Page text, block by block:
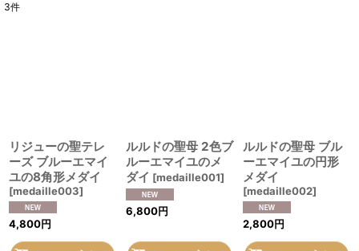
3件
リジューの聖テレ
ーズ ブルーエマイ
ユの8角形メダイ
[medaille003]
4,800円
ルルドの聖母 2色ブ
ルーエマイユのメ
ダイ [medaille001]
6,800円
ルルドの聖母 ブル
ーエマイユの円形
メダイ
[medaille002]
2,800円